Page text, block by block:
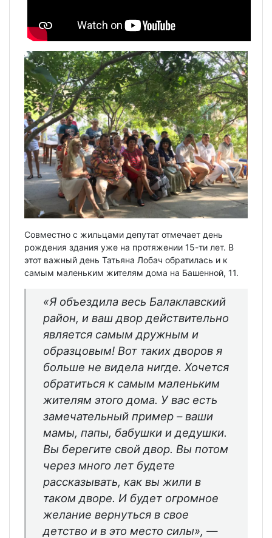
Совместно с жильцами депутат отмечает день
рождения здания уже на протяжении 15-ти лет. В
этот важный день Татьяна Лобач обратилась и к
самым маленьким жителям дома на Башенной, 11.
«Я объездила весь Балаклавский
район, и ваш двор действительно
является самым дружным и
образцовым! Вот таких дворов я
больше не видела нигде. Хочется
обратиться к самым маленьким
жителям этого дома. У вас есть
замечательный пример – ваши
мамы, папы, бабушки и дедушки.
Вы берегите свой двор. Вы потом
через много лет будете
рассказывать, как вы жили в
таком дворе. И будет огромное
желание вернуться в свое
детство и в это место силы», —